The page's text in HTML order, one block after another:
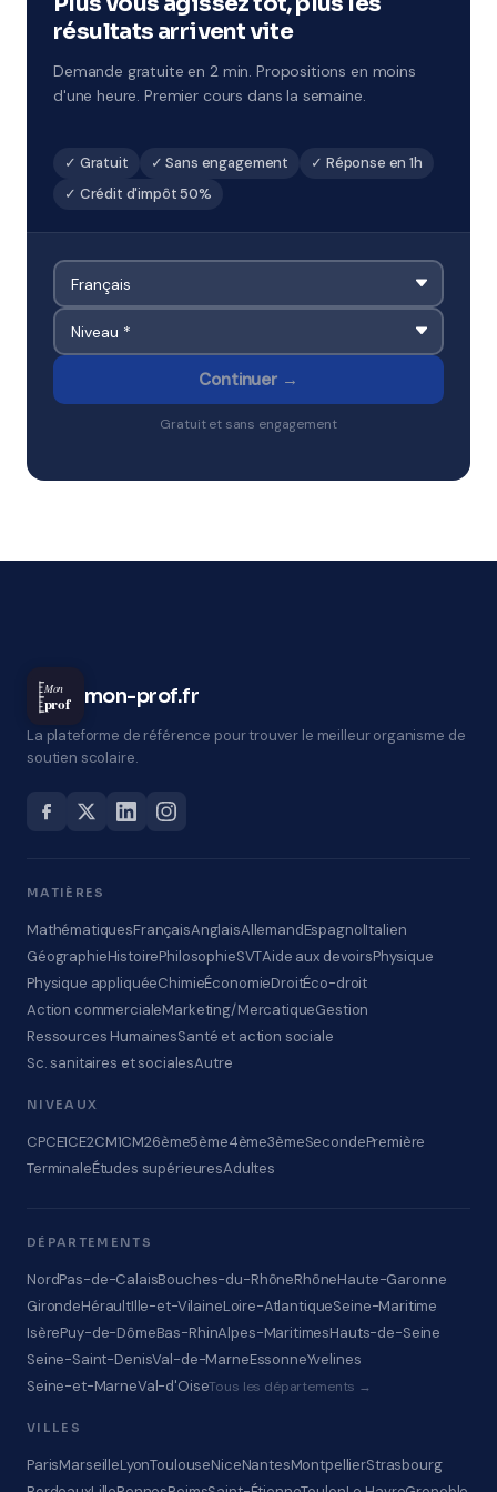
résultats arrivent vite
Demande gratuite en 2 min. Propositions en moins
d'une heure. Premier cours dans la semaine.
✓ Gratuit ✓ Sans engagement
✓ Réponse en 1h
✓ Crédit d'impôt 50%
Continuer →
Gratuit et sans engagement
Mon
prof mon-prof.fr
La plateforme de référence pour trouver le meilleur organisme de
soutien scolaire.
MATIÈRES
MathématiquesFrançaisAnglaisAllemandEspagnolItalien
GéographieHistoirePhilosophieSVTAide aux devoirsPhysique
Physique appliquéeChimieÉconomieDroitÉco-droit
Action commercialeMarketing/MercatiqueGestion
Ressources HumainesSanté et action sociale
Sc. sanitaires et socialesAutre
NIVEAUX
CPCE1CE2CM1CM26ème5ème4ème3èmeSecondePremière
TerminaleÉtudes supérieuresAdultes
DÉPARTEMENTS
NordPas-de-CalaisBouches-du-RhôneRhôneHaute-Garonne
GirondeHéraultIlle-et-VilaineLoire-AtlantiqueSeine-Maritime
IsèrePuy-de-DômeBas-RhinAlpes-MaritimesHauts-de-Seine
Seine-Saint-DenisVal-de-MarneEssonneYvelines
Seine-et-MarneVal-d'OiseTous les départements →
VILLES
ParisMarseilleLyonToulouseNiceNantesMontpellierStrasbourg